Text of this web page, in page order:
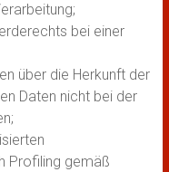
bei einer
über die Herkunft der
Daten nicht bei der
Profiling gemäß